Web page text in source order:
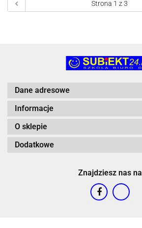
Dane adresowe
Informacje
O sklepie
Dodatkowe
Znajdziesz nas na